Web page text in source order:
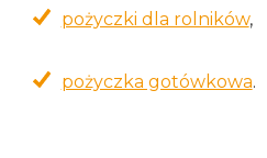
pożyczki dla rolników,
pożyczka gotówkowa.